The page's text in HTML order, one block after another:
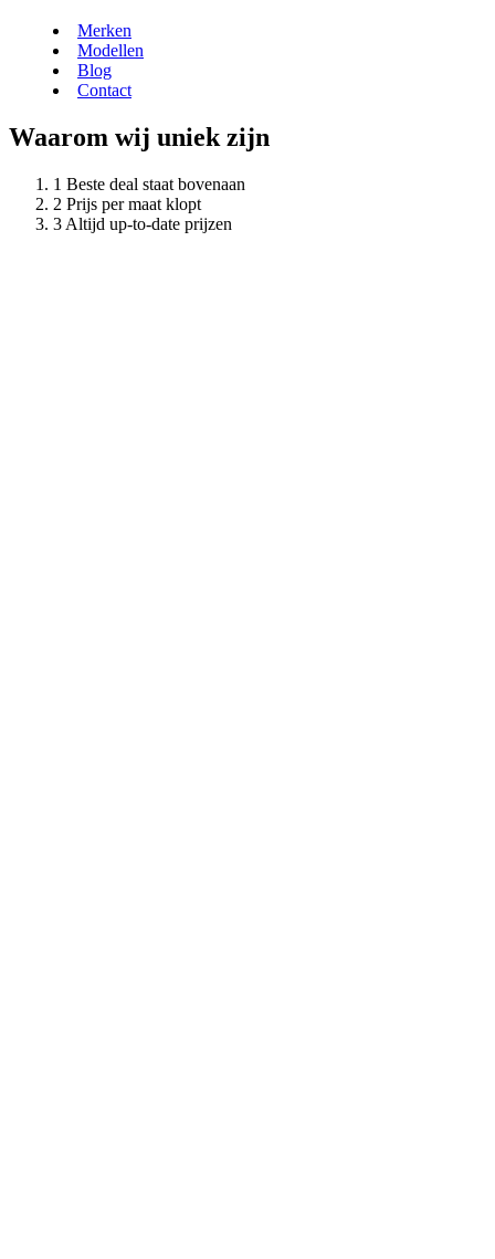
Merken
Modellen
Blog
Contact
Waarom wij uniek zijn
Beste deal staat bovenaan
Prijs per maat klopt
Altijd up-to-date prijzen